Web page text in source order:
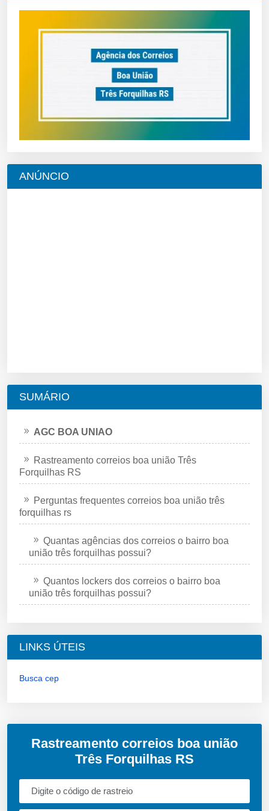
ANÚNCIO
SUMÁRIO
AGC BOA UNIAO
Rastreamento correios boa união Três
Forquilhas RS
Perguntas frequentes correios boa união três
forquilhas rs
Quantas agências dos correios o bairro boa
união três forquilhas possui?
Quantos lockers dos correios o bairro boa
união três forquilhas possui?
LINKS ÚTEIS
Busca cep
Rastreamento correios boa união
Três Forquilhas RS